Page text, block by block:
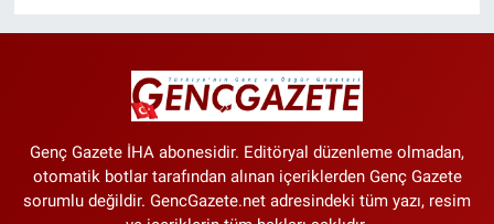
Genç Gazete İHA abonesidir. Editöryal düzenleme olmadan,
otomatik botlar tarafından alınan içeriklerden Genç Gazete
sorumlu değildir. GencGazete.net adresindeki tüm yazı, resim